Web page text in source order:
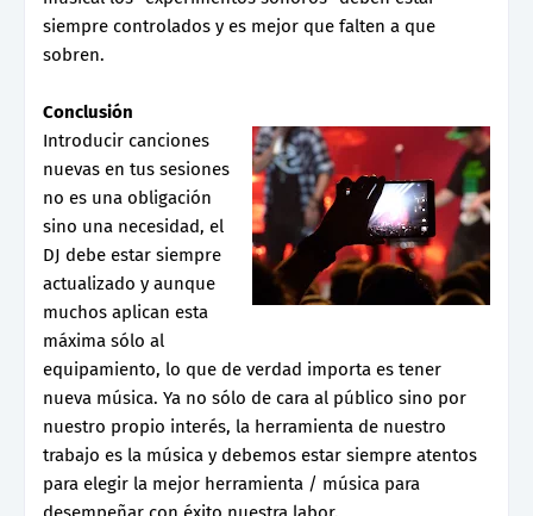
siempre controlados y es mejor que falten a que
sobren.
Conclusión
Introducir canciones
nuevas en tus sesiones
no es una obligación
sino una necesidad, el
DJ debe estar siempre
actualizado y aunque
muchos aplican esta
máxima sólo al
equipamiento, lo que de verdad importa es tener
nueva música. Ya no sólo de cara al público sino por
nuestro propio interés, la herramienta de nuestro
trabajo es la música y debemos estar siempre atentos
para elegir la mejor herramienta / música para